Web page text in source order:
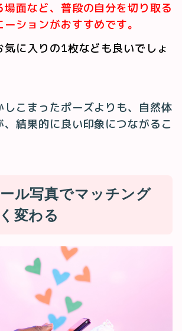
場面など、普段の自分を切り取る
ションがおすすめです。
気に入りの1枚なども良いでしょ
しこまったポーズよりも、自然体
、結果的に良い印象につながるこ
ル写真でマッチング
変わる